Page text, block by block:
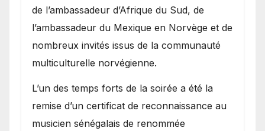
de l’ambassadeur d’Afrique du Sud, de
l’ambassadeur du Mexique en Norvège et de
nombreux invités issus de la communauté
multiculturelle norvégienne.
​L’un des temps forts de la soirée a été la
remise d’un certificat de reconnaissance au
musicien sénégalais de renommée